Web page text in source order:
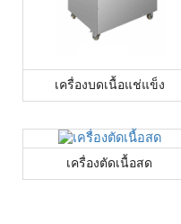
เครื่องบดเนื้อแช่แข็ง
เครื่องตัดเนื้อสด